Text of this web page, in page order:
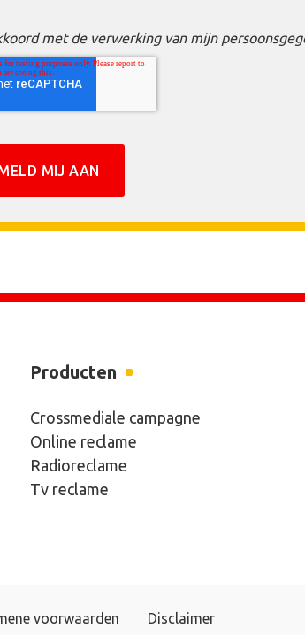
met de verwerking van mijn
Producten
Crossmediale campagne
Online reclame
Radioreclame
Tv reclame
voorwaarden Disclaimer